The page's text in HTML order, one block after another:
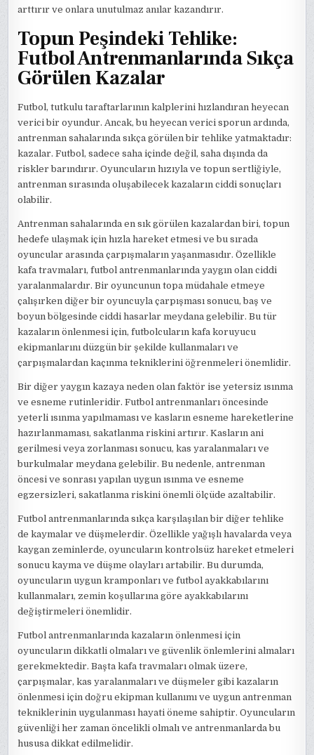
arttırır ve onlara unutulmaz anılar kazandırır.
Topun Peşindeki Tehlike:
Futbol Antrenmanlarında Sıkça
Görülen Kazalar
Futbol, tutkulu taraftarlarının kalplerini hızlandıran heyecan
verici bir oyundur. Ancak, bu heyecan verici sporun ardında,
antrenman sahalarında sıkça görülen bir tehlike yatmaktadır:
kazalar. Futbol, sadece saha içinde değil, saha dışında da
riskler barındırır. Oyuncuların hızıyla ve topun sertliğiyle,
antrenman sırasında oluşabilecek kazaların ciddi sonuçları
olabilir.
Antrenman sahalarında en sık görülen kazalardan biri, topun
hedefe ulaşmak için hızla hareket etmesi ve bu sırada
oyuncular arasında çarpışmaların yaşanmasıdır. Özellikle
kafa travmaları, futbol antrenmanlarında yaygın olan ciddi
yaralanmalardır. Bir oyuncunun topa müdahale etmeye
çalışırken diğer bir oyuncuyla çarpışması sonucu, baş ve
boyun bölgesinde ciddi hasarlar meydana gelebilir. Bu tür
kazaların önlenmesi için, futbolcuların kafa koruyucu
ekipmanlarını düzgün bir şekilde kullanmaları ve
çarpışmalardan kaçınma tekniklerini öğrenmeleri önemlidir.
Bir diğer yaygın kazaya neden olan faktör ise yetersiz ısınma
ve esneme rutinleridir. Futbol antrenmanları öncesinde
yeterli ısınma yapılmaması ve kasların esneme hareketlerine
hazırlanmaması, sakatlanma riskini artırır. Kasların ani
gerilmesi veya zorlanması sonucu, kas yaralanmaları ve
burkulmalar meydana gelebilir. Bu nedenle, antrenman
öncesi ve sonrası yapılan uygun ısınma ve esneme
egzersizleri, sakatlanma riskini önemli ölçüde azaltabilir.
Futbol antrenmanlarında sıkça karşılaşılan bir diğer tehlike
de kaymalar ve düşmelerdir. Özellikle yağışlı havalarda veya
kaygan zeminlerde, oyuncuların kontrolsüz hareket etmeleri
sonucu kayma ve düşme olayları artabilir. Bu durumda,
oyuncuların uygun kramponları ve futbol ayakkabılarını
kullanmaları, zemin koşullarına göre ayakkabılarını
değiştirmeleri önemlidir.
Futbol antrenmanlarında kazaların önlenmesi için
oyuncuların dikkatli olmaları ve güvenlik önlemlerini almaları
gerekmektedir. Başta kafa travmaları olmak üzere,
çarpışmalar, kas yaralanmaları ve düşmeler gibi kazaların
önlenmesi için doğru ekipman kullanımı ve uygun antrenman
tekniklerinin uygulanması hayati öneme sahiptir. Oyuncuların
güvenliği her zaman öncelikli olmalı ve antrenmanlarda bu
hususa dikkat edilmelidir.